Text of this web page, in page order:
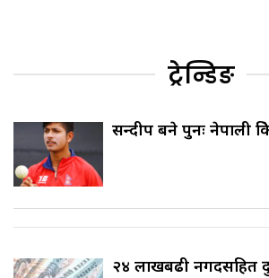
ट्रेन्डिङ
सन्दीप बने पुनः नेपाली
२४ लाखबढी नगदसहित